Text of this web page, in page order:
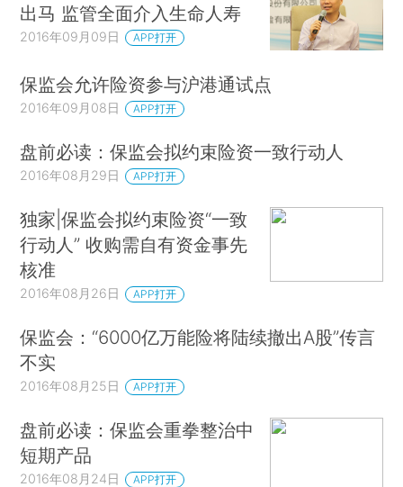
出马 监管全面介入生命人寿
2016年09月09日 APP打开
保监会允许险资参与沪港通试点
2016年09月08日 APP打开
盘前必读：保监会拟约束险资一致行动人
2016年08月29日 APP打开
独家|保监会拟约束险资“一致
行动人” 收购需自有资金事先
核准
2016年08月26日 APP打开
保监会：“6000亿万能险将陆续撤出A股”传言
不实
2016年08月25日 APP打开
盘前必读：保监会重拳整治中
短期产品
2016年08月24日 APP打开